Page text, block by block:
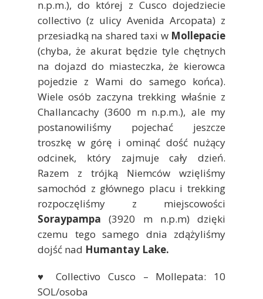
n.p.m.), do której z Cusco dojedziecie
collectivo (z ulicy Avenida Arcopata) z
przesiadką na shared taxi w Mollepacie
(chyba, że akurat będzie tyle chętnych
na dojazd do miasteczka, że kierowca
pojedzie z Wami do samego końca).
Wiele osób zaczyna trekking właśnie z
Challancachy (3600 m n.p.m.), ale my
postanowiliśmy pojechać jeszcze
troszkę w górę i ominąć dość nużący
odcinek, który zajmuje cały dzień.
Razem z trójką Niemców wzięliśmy
samochód z głównego placu i trekking
rozpoczęliśmy z miejscowości
Soraypampa (3920 m n.p.m) dzięki
czemu tego samego dnia zdążyliśmy
dojść nad Humantay Lake.
♥ Collectivo Cusco – Mollepata: 10
SOL/osoba